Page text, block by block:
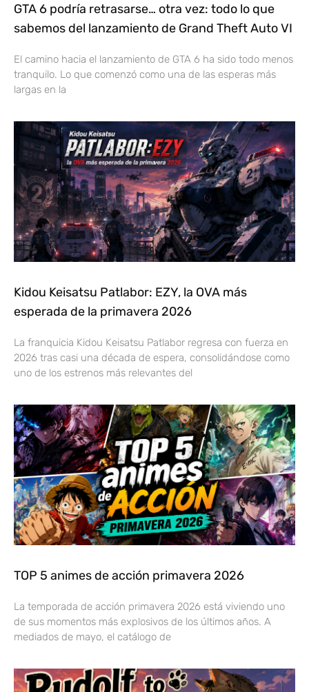
GTA 6 podría retrasarse… otra vez: todo lo que
sabemos del lanzamiento de Grand Theft Auto VI
El camino hacia el lanzamiento de GTA 6 ha sido todo menos
tranquilo. Lo que comenzó como una de las esperas más
largas en la
Kidou Keisatsu Patlabor: EZY, la OVA más
esperada de la primavera 2026
La franquicia Kidou Keisatsu Patlabor regresa con fuerza en
2026 tras casi una década de espera, consolidándose como
uno de los estrenos más relevantes del
TOP 5 animes de acción primavera 2026
La temporada de acción primavera 2026 está viviendo uno
de sus momentos más explosivos de los últimos años. A
mediados de mayo, el catálogo de